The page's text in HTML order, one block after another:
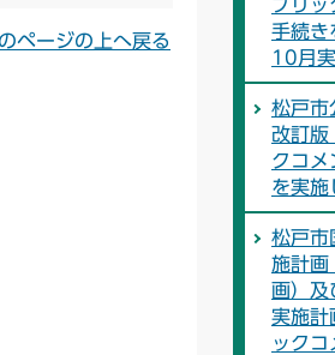
ページの上へ戻る
ブリッ
手続
10月
松戸市
改訂版
クコメ
を実
松戸市
施計画
画）及
実施計
ック